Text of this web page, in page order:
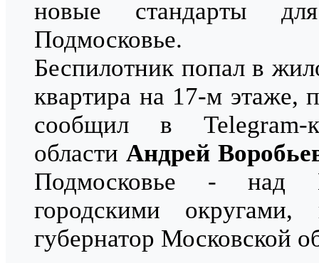
новые стандарты
Подмосковье.
Беспилотник попал в
квартира на 17-м этаже,
сообщил в Telegram-
области Андрей
Подмосковье - над
городскими
губернатор Московской